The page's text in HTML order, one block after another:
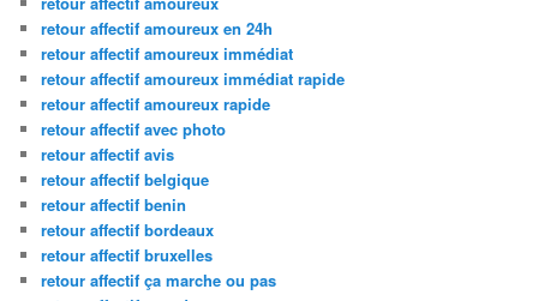
retour affectif amoureux en 24h
retour affectif amoureux immédiat
retour affectif amoureux immédiat rapide
retour affectif amoureux rapide
retour affectif avec photo
retour affectif avis
retour affectif belgique
retour affectif benin
retour affectif bordeaux
retour affectif bruxelles
retour affectif ça marche ou pas